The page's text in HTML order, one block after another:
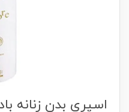
اسپری بدن زنانه